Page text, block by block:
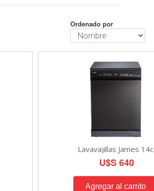
Ordenado por
Lavavajillas James 14c
U$S 640